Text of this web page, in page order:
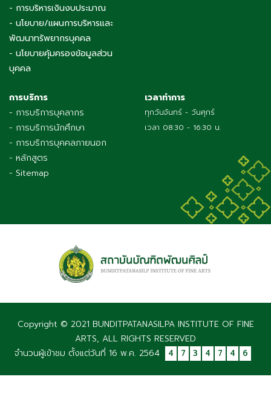
- การบริหารเงินงบประมาณ
- นโยบาย/แผนการบริหารและ
พัฒนาทรัพยากรบุคคล
- นโยบายคุ้มครองข้อมูลส่วน
บุคคล
การบริการ
- การบริการบุคลากร
- การบริการนักศึกษา
- การบริการบุคคลภายนอก
- หลักสูตร
- Sitemap
เวลาทำการ
ทุกวันจันทร์ - วันศุกร์
เวลา 08:30 - 16:30 น.
Copyright © 2021 BUNDITPATANASILPA INSTITUTE OF FINE
ARTS, ALL RIGHTS RESERVED
จำนวนผู้เข้าชม ตั้งแต่วันที่ 16 พ.ค. 2564
4 7 3 4 7 4 6